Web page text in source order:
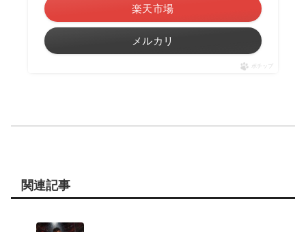
楽天市場
メルカリ
ポチップ
関連記事